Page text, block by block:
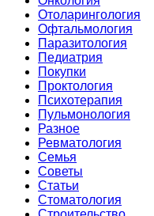
Отоларингология
Офтальмология
Паразитология
Педиатрия
Покупки
Проктология
Психотерапия
Пульмонология
Разное
Ревматология
Семья
Советы
Статьи
Стоматология